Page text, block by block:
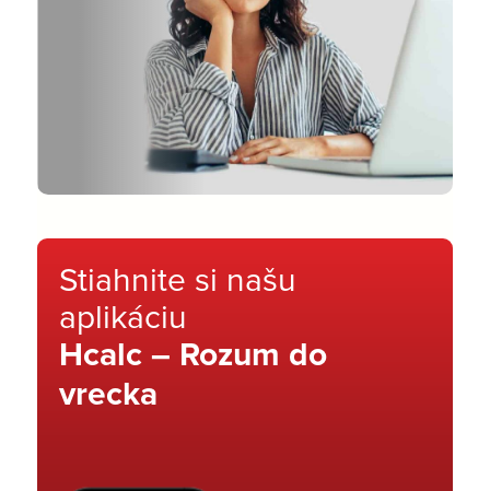
Stiahnite si našu
aplikáciu
Hcalc – Rozum do
vrecka